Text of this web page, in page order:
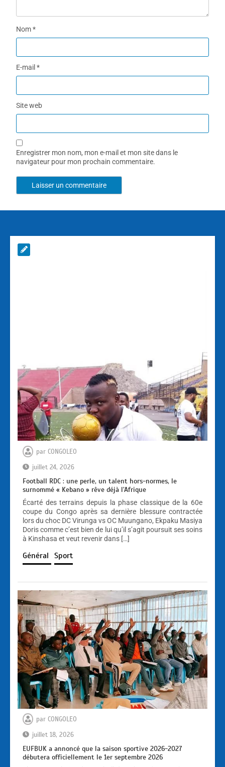
Nom*
E-mail*
Site web
Enregistrer mon nom, mon e-mail et mon site dans le
navigateur pour mon prochain commentaire.
par CONGOLEO
juillet 24, 2026
Football RDC : une perle, un talent hors-normes, le
surnommé « Kebano » rêve déjà l’Afrique
Écarté des terrains depuis la phase classique de la 60e
coupe du Congo après sa dernière blessure contractée
lors du choc DC Virunga vs OC Muungano, Ekpaku Masiya
Doris comme c’est bien de lui qu’il s’agit poursuit ses soins
à Kinshasa et veut revenir dans […]
Général Sport
par CONGOLEO
juillet 18, 2026
EUFBUK a annoncé que la saison sportive 2026-2027
débutera officiellement le 1er septembre 2026